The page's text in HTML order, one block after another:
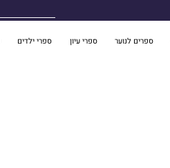
ספרים לנוער ספרי עיון ספרי ילדים